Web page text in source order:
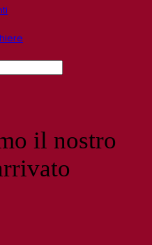
il nostro